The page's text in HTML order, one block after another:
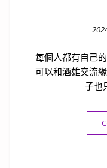
每個人都有自己
可以和酒雄交流
子也